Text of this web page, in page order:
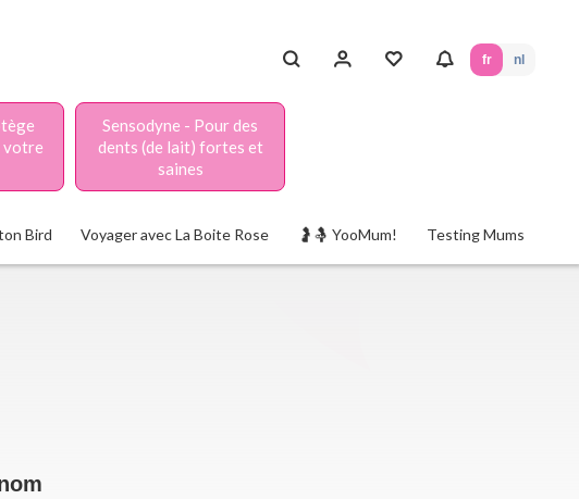
fr nl
votre
Sensodyne - Pour des
dents (de lait) fortes et
saines
Bird Voyager avec La Boite Rose 🤰🤱 YooMum! Testing Mums